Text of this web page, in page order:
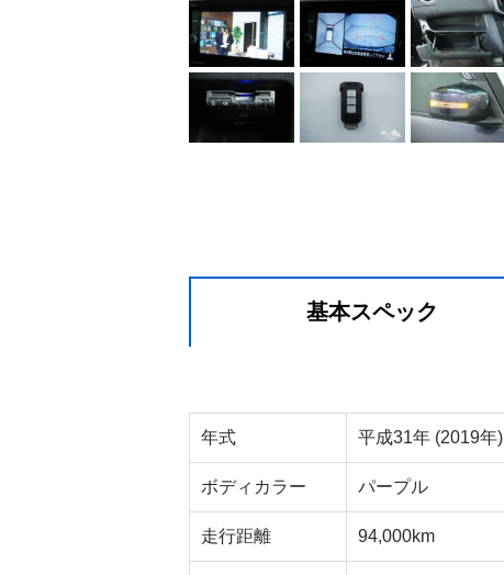
基本スペック
年式 平成31年 (2019年)
ボディカラー パープル
走行距離 94,000km